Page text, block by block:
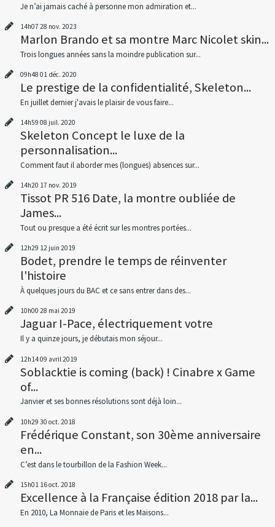
Je n’ai jamais caché à personne mon admiration et...
14h07 28 nov. 2023
Marlon Brando et sa montre Marc Nicolet skin...
Trois longues années sans la moindre publication sur...
09h48 01 déc. 2020
Le prestige de la confidentialité, Skeleton...
En juillet dernier j'avais le plaisir de vous faire...
14h59 08 juil. 2020
Skeleton Concept le luxe de la
personnalisation...
Comment faut il aborder mes (longues) absences sur...
14h20 17 nov. 2019
Tissot PR 516 Date, la montre oubliée de
James...
Tout ou presque a été écrit sur les montres portées...
12h29 12 juin 2019
Bodet, prendre le temps de réinventer
l'histoire
À quelques jours du BAC et ce sans entrer dans des...
10h00 28 mai 2019
Jaguar I-Pace, électriquement votre
Il y a quinze jours, je débutais mon séjour...
12h1409 avril 2019
Soblacktie is coming (back) ! Cinabre x Game
of...
Janvier et ses bonnes résolutions sont déjà loin...
10h29 30 oct. 2018
Frédérique Constant, son 30ème anniversaire
en...
C’est dans le tourbillon de la Fashion Week...
15h01 16oct. 2018
Excellence à la Française édition 2018 par la...
En 2010, La Monnaie de Paris et les Maisons...